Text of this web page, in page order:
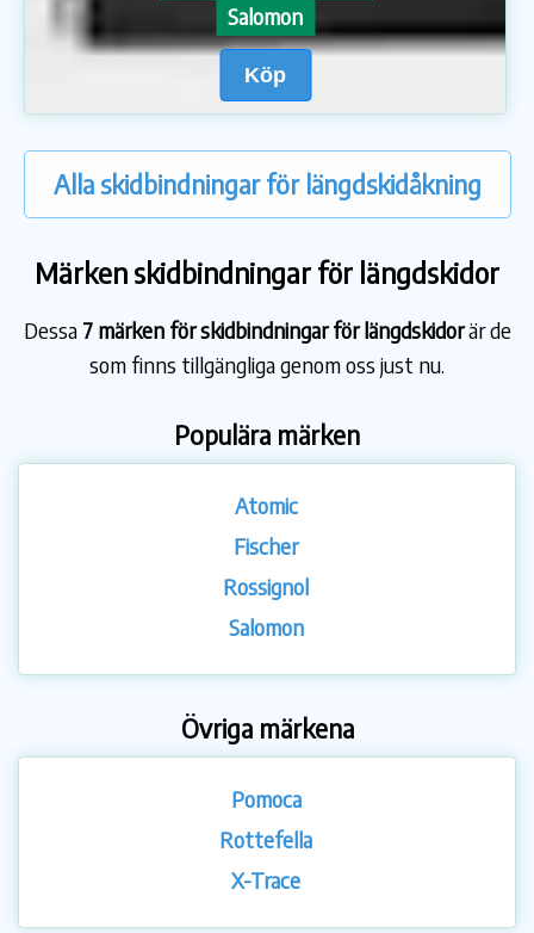
Salomon
Köp
Alla skidbindningar för längdskidåkning
Märken skidbindningar för längdskidor
Dessa 7 märken för skidbindningar för längdskidorär de
som finns tillgängliga genom oss just nu.
Populära märken
Atomic
Fischer
Rossignol
Salomon
Övriga märkena
Pomoca
Rottefella
X-Trace